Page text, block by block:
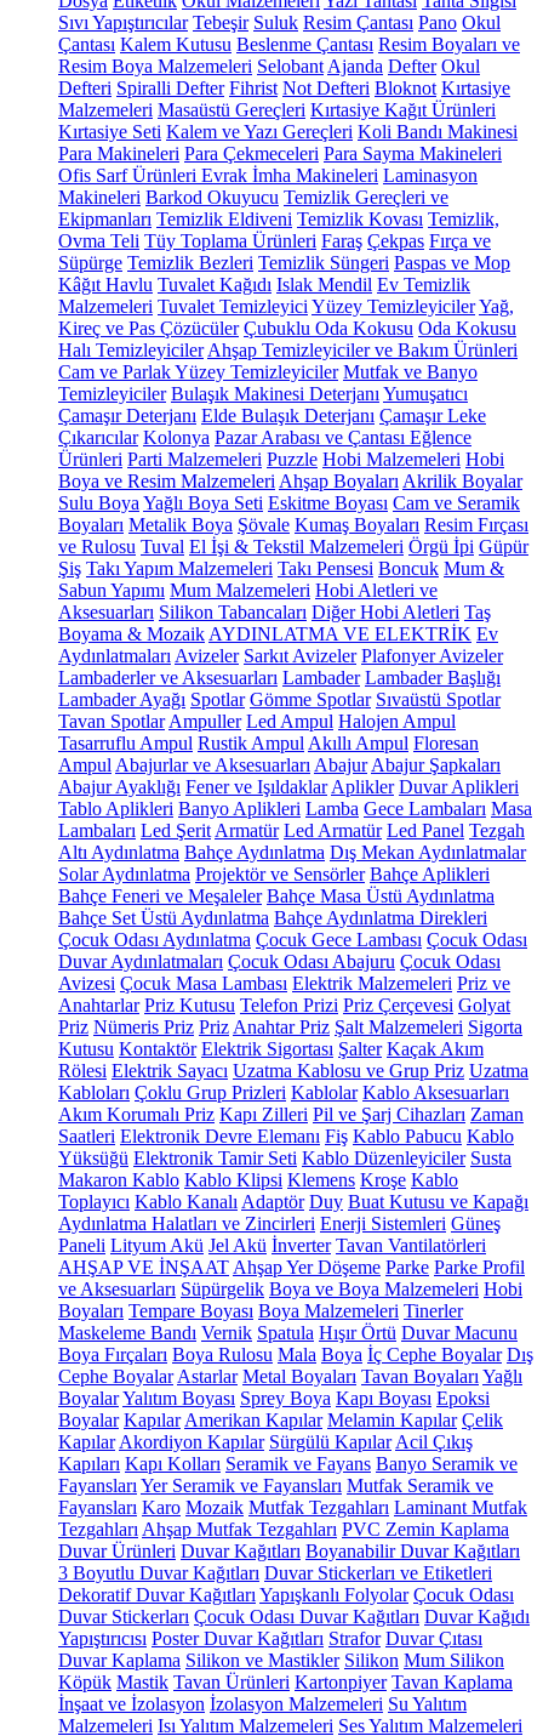
Sıvı Yapıştırıcılar Tebeşir Suluk Resim Çantası Pano Okul
Çantası Kalem Kutusu Beslenme Çantası Resim Boyaları ve
Resim Boya Malzemeleri Selobant Ajanda Defter Okul
Defteri Spiralli Defter Fihrist Not Defteri Bloknot Kırtasiye
Malzemeleri Masaüstü Gereçleri Kırtasiye Kağıt Ürünleri
Kırtasiye Seti Kalem ve Yazı Gereçleri Koli Bandı Makinesi
Para Makineleri Para Çekmeceleri Para Sayma Makineleri
Ofis Sarf Ürünleri Evrak İmha Makineleri Laminasyon
Makineleri Barkod Okuyucu Temizlik Gereçleri ve
Ekipmanları Temizlik Eldiveni Temizlik Kovası Temizlik,
Ovma Teli Tüy Toplama Ürünleri Faraş Çekpas Fırça ve
Süpürge Temizlik Bezleri Temizlik Süngeri Paspas ve Mop
Kâğıt Havlu Tuvalet Kağıdı Islak Mendil Ev Temizlik
Malzemeleri Tuvalet Temizleyici Yüzey TemizleyicilerYağ,
Kireç ve Pas Çözücüler Çubuklu Oda Kokusu Oda Kokusu
Halı Temizleyiciler Ahşap Temizleyiciler ve Bakım Ürünleri
Cam ve Parlak Yüzey Temizleyiciler Mutfak ve Banyo
Temizleyiciler Bulaşık Makinesi Deterjanı Yumuşatıcı
Çamaşır Deterjanı Elde Bulaşık Deterjanı Çamaşır Leke
Çıkarıcılar Kolonya Pazar Arabası ve Çantası Eğlence
Ürünleri Parti Malzemeleri Puzzle Hobi Malzemeleri Hobi
Boya ve Resim Malzemeleri Ahşap Boyaları Akrilik Boyalar
Sulu Boya Yağlı Boya Seti Eskitme Boyası Cam ve Seramik
Boyaları Metalik Boya Şövale Kumaş Boyaları Resim Fırçası
ve Rulosu Tuval El İşi & Tekstil Malzemeleri Örgü İpi Güpür
Şiş Takı Yapım Malzemeleri Takı Pensesi Boncuk Mum &
Sabun Yapımı Mum Malzemeleri Hobi Aletleri ve
Aksesuarları Silikon Tabancaları Diğer Hobi Aletleri Taş
Boyama & Mozaik AYDINLATMA VE ELEKTRİK Ev
Aydınlatmaları Avizeler Sarkıt Avizeler Plafonyer Avizeler
Lambaderler ve Aksesuarları Lambader Lambader Başlığı
Lambader Ayağı Spotlar Gömme Spotlar Sıvaüstü Spotlar
Tavan Spotlar Ampuller Led Ampul Halojen Ampul
Tasarruflu Ampul Rustik Ampul Akıllı Ampul Floresan
Ampul Abajurlar ve Aksesuarları Abajur Abajur Şapkaları
Abajur Ayaklığı Fener ve Işıldaklar Aplikler Duvar Aplikleri
Tablo Aplikleri Banyo Aplikleri Lamba Gece Lambaları Masa
Lambaları Led Şerit Armatür Led Armatür Led Panel Tezgah
Altı Aydınlatma Bahçe Aydınlatma Dış Mekan Aydınlatmalar
Solar Aydınlatma Projektör ve Sensörler Bahçe Aplikleri
Bahçe Feneri ve Meşaleler Bahçe Masa Üstü Aydınlatma
Bahçe Set Üstü Aydınlatma Bahçe Aydınlatma Direkleri
Çocuk Odası Aydınlatma Çocuk Gece Lambası Çocuk Odası
Duvar Aydınlatmaları Çocuk Odası Abajuru Çocuk Odası
Avizesi Çocuk Masa Lambası Elektrik Malzemeleri Priz ve
Anahtarlar Priz Kutusu Telefon Prizi Priz Çerçevesi Golyat
Priz Nümeris Priz Priz Anahtar Priz Şalt Malzemeleri Sigorta
Kutusu Kontaktör Elektrik Sigortası Şalter Kaçak Akım
Rölesi Elektrik Sayacı Uzatma Kablosu ve Grup Priz Uzatma
Kabloları Çoklu Grup Prizleri Kablolar Kablo Aksesuarları
Akım Korumalı Priz Kapı Zilleri Pil ve Şarj Cihazları Zaman
Saatleri Elektronik Devre Elemanı Fiş Kablo Pabucu Kablo
Yüksüğü Elektronik Tamir Seti Kablo Düzenleyiciler Susta
Makaron Kablo Kablo Klipsi Klemens Kroşe Kablo
Toplayıcı Kablo Kanalı Adaptör Duy Buat Kutusu ve Kapağı
Aydınlatma Halatları ve Zincirleri Enerji Sistemleri Güneş
Paneli Lityum Akü Jel Akü İnverter Tavan Vantilatörleri
AHŞAP VE İNŞAAT Ahşap Yer Döşeme Parke Parke Profil
ve Aksesuarları Süpürgelik Boya ve Boya Malzemeleri Hobi
Boyaları Tempare Boyası Boya Malzemeleri Tinerler
Maskeleme Bandı Vernik Spatula Hışır Örtü Duvar Macunu
Boya Fırçaları Boya Rulosu Mala Boya İç Cephe Boyalar Dış
Cephe Boyalar Astarlar Metal Boyaları Tavan Boyaları Yağlı
BoyalarYalıtım Boyası Sprey Boya Kapı Boyası Epoksi
Boyalar Kapılar Amerikan Kapılar Melamin Kapılar Çelik
Kapılar Akordiyon Kapılar Sürgülü Kapılar Acil Çıkış
Kapıları Kapı Kolları Seramik ve Fayans Banyo Seramik ve
Fayansları Yer Seramik ve Fayansları Mutfak Seramik ve
Fayansları Karo Mozaik Mutfak Tezgahları Laminant Mutfak
Tezgahları Ahşap Mutfak Tezgahları PVC Zemin Kaplama
Duvar Ürünleri Duvar Kağıtları Boyanabilir Duvar Kağıtları
3 Boyutlu Duvar Kağıtları Duvar Stickerları ve Etiketleri
Dekoratif Duvar Kağıtları Yapışkanlı Folyolar Çocuk Odası
Duvar Stickerları Çocuk Odası Duvar Kağıtları Duvar Kağıdı
Yapıştırıcısı Poster Duvar Kağıtları Strafor Duvar Çıtası
Duvar Kaplama Silikon ve Mastikler Silikon Mum Silikon
Köpük Mastik Tavan Ürünleri Kartonpiyer Tavan Kaplama
İnşaat ve İzolasyon İzolasyon Malzemeleri Su Yalıtım
Malzemeleri Isı Yalıtım Malzemeleri Ses Yalıtım Malzemeleri